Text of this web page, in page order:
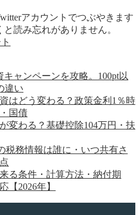
アカウントでつぶやきます
読み忘れがありません。
キャンペーンを攻略。100pt以
違い
はどう変わる？政策金利1％時
国債
変わる？基礎控除104万円・扶
税務情報は誰に・いつ共有さ
る条件・計算方法・納付期
【2026年】